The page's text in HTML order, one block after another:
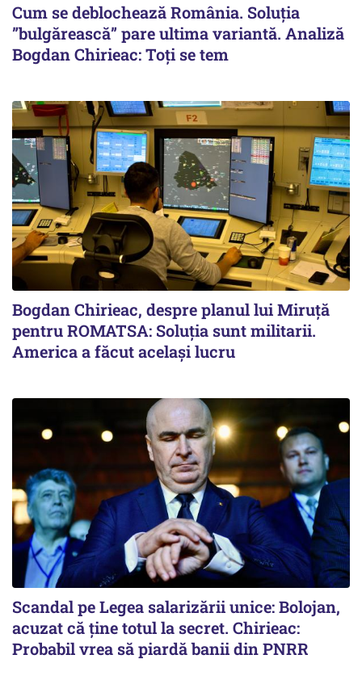
Cum se deblochează România. Soluția
”bulgărească” pare ultima variantă. Analiză
Bogdan Chirieac: Toți se tem
Bogdan Chirieac, despre planul lui Miruță
pentru ROMATSA: Soluția sunt militarii.
America a făcut același lucru
Scandal pe Legea salarizării unice: Bolojan,
acuzat că ține totul la secret. Chirieac:
Probabil vrea să piardă banii din PNRR